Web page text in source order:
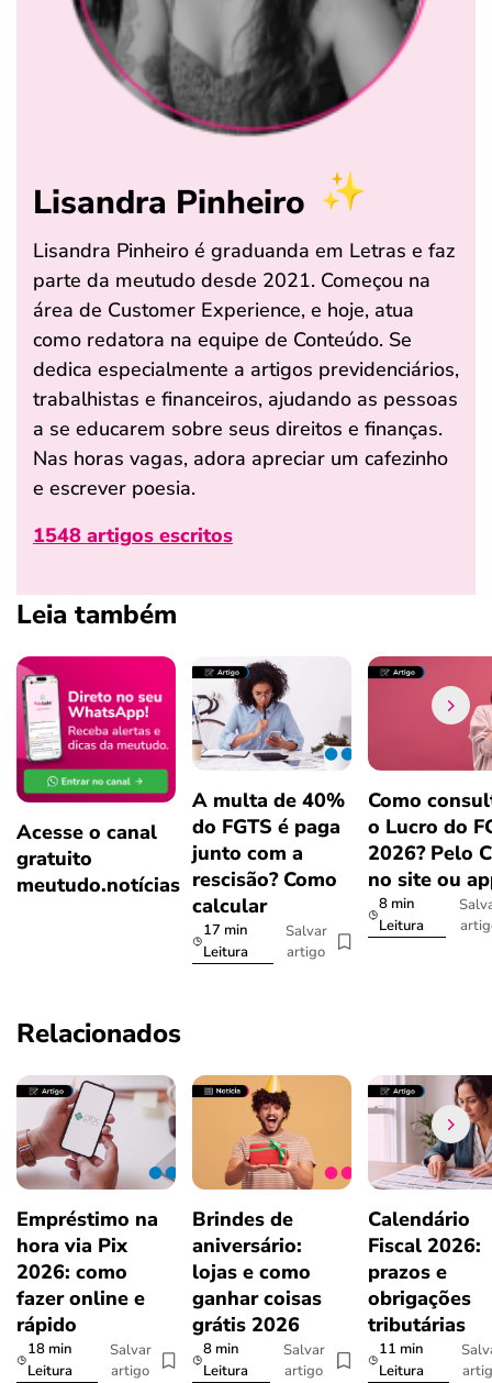
Lisandra Pinheiro
Lisandra Pinheiro é graduanda em Letras e faz
parte da meutudo desde 2021. Começou na
área de Customer Experience, e hoje, atua
como redatora na equipe de Conteúdo. Se
dedica especialmente a artigos previdenciários,
trabalhistas e financeiros, ajudando as pessoas
a se educarem sobre seus direitos e finanças.
Nas horas vagas, adora apreciar um cafezinho
e escrever poesia.
1548 artigos escritos
Leia também
Acesse o canal
gratuito
meutudo.notícias
A multa de 40%
do FGTS é paga
junto com a
rescisão? Como
calcular
17 min
Leitura
Salvar
artigo
Como
o Lucro do
2026? Pelo
no site ou
8 min
Leitura
Relacionados
Empréstimo na
hora via Pix
2026: como
fazer online e
rápido
18 min
Leitura
Salvar
artigo
Brindes de
aniversário:
lojas e como
ganhar coisas
grátis 2026
8 min
Leitura
Salvar
artigo
Calendário
Fiscal 2026:
prazos e
obrigações
tributárias
11 min
Leitura